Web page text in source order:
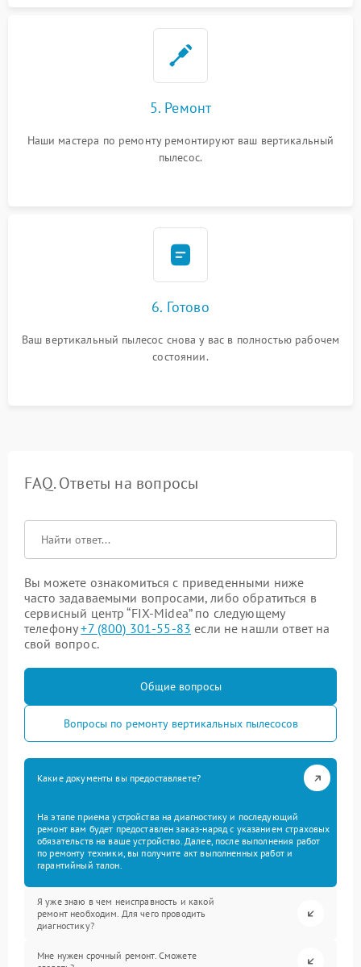
5. Ремонт
Наши мастера по ремонту ремонтируют ваш вертикальный
пылесос.
6. Готово
Ваш вертикальный пылесос снова у вас в полностью рабочем
состоянии.
FAQ. Ответы на вопросы
Вы можете ознакомиться с приведенными ниже
часто задаваемыми вопросами, либо обратиться в
сервисный центр “FIX-Midea” по следующему
телефону+7 (800) 301-55-83 если не нашли ответ на
свой вопрос.
Общие вопросы
Вопросы по ремонту вертикальных пылесосов
Какие документы вы предоставляете?
На этапе приема устройства на диагностику и последующий
ремонт вам будет предоставлен заказ-наряд с указанием страховых
обязательств на ваше устройство. Далее, после выполнения работ
по ремонту техники, вы получите акт выполненных работ и
гарантийный талон.
Я уже знаю в чем неисправность и какой
ремонт необходим. Для чего проводить
диагностику?
Мне нужен срочный ремонт. Сможете